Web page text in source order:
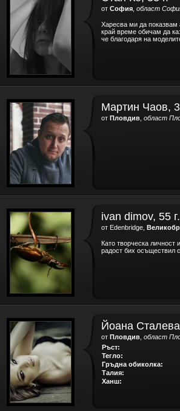
от София област
Харесва ми да показвам
край време обичам да
че благодаря на
Мартин Чаов,
от Пловдив област
ivan dimov, 55 г.
от Edenbridge,
Като творческа личност
радост бих осъществил
Йоана
от Пловдив област
Ръст:
Тегло:
Гръдна обиколка:
Талия:
Ханш: